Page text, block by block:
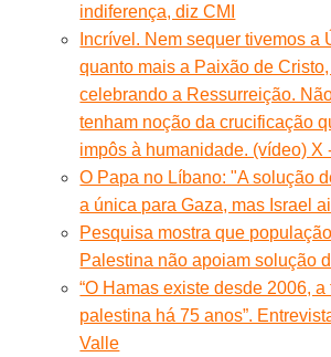
indiferença, diz CMI
Incrível. Nem sequer tivemos a
quanto mais a Paixão de
celebrando a Ressurreição.
tenham noção da crucificação
impôs à humanidade. (vídeo) X
O Papa no Líbano: "A solução
a única para Gaza, mas Israel
Pesquisa mostra que
Palestina não apoiam solução
“O Hamas existe desde 2006, a
palestina há 75 anos”.
Valle